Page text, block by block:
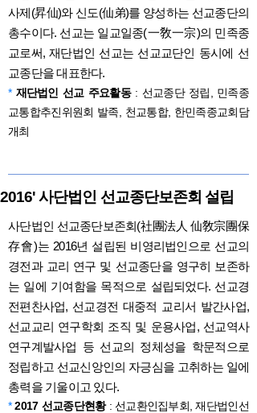
사제(昇仙)와 신도(仙弟)를 양성하는 선교종단의
총수이다. 선교는 일교일종(一敎一宗)의 민족종
교로써, 재단법인 선교는 선교교단인 동시에 선
교종단을 대표한다.
* 재단법인 선교 주요활동: 선교종단 정립, 민족종
교통합추진위원회 발족, 천교통합, 한민족종교회담
개최
2016' 사단법인 선교종단보존회 설립
사단법인 선교종단보존회(社團法人 仙敎宗團保
存會)는 2016년 설립된 비영리법인으로 선교의
경전과 교리 연구 및 선교종단을 영구히 보존하
는 일에 기여함을 목적으로 설립되었다. 선교경
전편찬사업, 선교경전 대중적 교리서 발간사업,
선교교리 연구학회 조직 및 운용사업, 선교역사
연구계발사업 등 선교의 정체성을 학문적으로
정립하고 선교신앙인의 자긍심을 고취하는 일에
총력을 기울이고 있다.
* 2017 선교종단현황: 선교환인집부회, 재단법인선